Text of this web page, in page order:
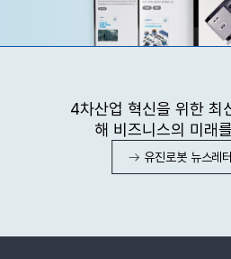
4차산업 혁신을 위한 최
해 비즈니스의 미래
유진로봇 뉴스레